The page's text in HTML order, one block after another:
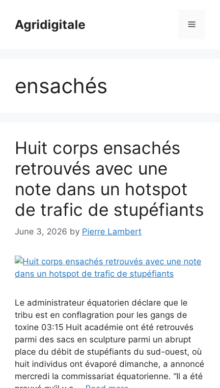
contentAgridigitale Menu
ensachés
Huit corps ensachés
retrouvés avec une
note dans un hotspot
de trafic de stupéfiants
June 3, 2026 by Pierre Lambert
Le administrateur équatorien déclare que le
tribu est en conflagration pour les gangs de
toxine 03:15 Huit académie ont été retrouvés
parmi des sacs en sculpture parmi un abrupt
place du débit de stupéfiants du sud-ouest, où
huit individus ont évaporé dimanche, a annoncé
mercredi la commissariat équatorienne. “Il a été